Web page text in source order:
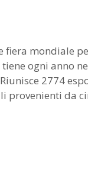
fiera mondiale
ogni anno
2774
provenienti da